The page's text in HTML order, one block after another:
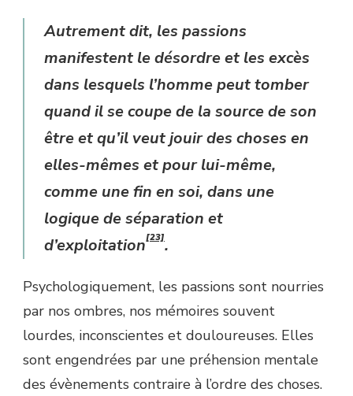
Autrement dit, les passions
manifestent le désordre et les excès
dans lesquels l’homme peut tomber
quand il se coupe de la source de son
être et qu’il veut jouir des choses en
elles-mêmes et pour lui-même,
comme une fin en soi, dans une
logique de séparation et
d’exploitation[23].
Psychologiquement, les passions sont nourries
par nos ombres, nos mémoires souvent
lourdes, inconscientes et douloureuses. Elles
sont engendrées par une préhension mentale
des évènements contraire à l’ordre des choses.